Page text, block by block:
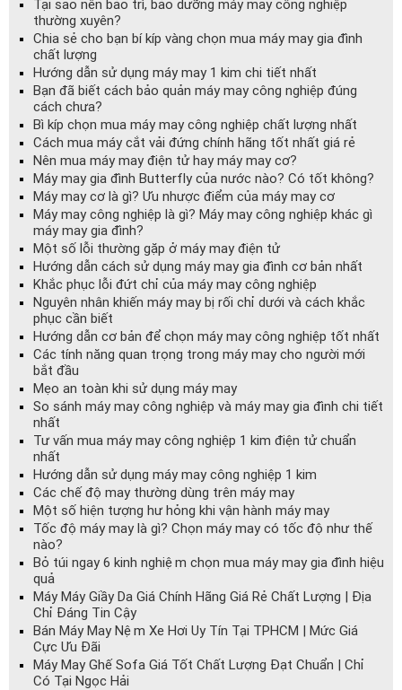
Tại sao nên bảo trì, bảo dưỡng máy may công nghiệp
thường xuyên?
Chia sẻ cho bạn bí kíp vàng chọn mua máy may gia đình
chất lượng
Hướng dẫn sử dụng máy may 1 kim chi tiết nhất
Bạn đã biết cách bảo quản máy may công nghiệp đúng
cách chưa?
Bì kíp chọn mua máy may công nghiệp chất lượng nhất
Cách mua máy cắt vải đứng chính hãng tốt nhất giá rẻ
Nên mua máy may điện tử hay máy may cơ?
Máy may gia đình Butterfly của nước nào? Có tốt không?
Máy may cơ là gì? Ưu nhược điểm của máy may cơ
Máy may công nghiệp là gì? Máy may công nghiệp khác gì
máy may gia đình?
Một số lỗi thường gặp ở máy may điện tử
Hướng dẫn cách sử dụng máy may gia đình cơ bản nhất
Khắc phục lỗi đứt chỉ của máy may công nghiệp
Nguyên nhân khiến máy may bị rối chỉ dưới và cách khắc
phục cần biết
Hướng dẫn cơ bản để chọn máy may công nghiệp tốt nhất
Các tính năng quan trọng trong máy may cho người mới
bắt đầu
Mẹo an toàn khi sử dụng máy may
So sánh máy may công nghiệp và máy may gia đình chi tiết
nhất
Tư vấn mua máy may công nghiệp 1 kim điện tử chuẩn
nhất
Hướng dẫn sử dụng máy may công nghiệp 1 kim
Các chế độ may thường dùng trên máy may
Một số hiện tượng hư hỏng khi vận hành máy may
Tốc độ máy may là gì? Chọn máy may có tốc độ như thế
nào?
Bỏ túi ngay 6 kinh nghiệm chọn mua máy may gia đình hiệu
quả
Máy Máy Giầy Da Giá Chính Hãng Giá Rẻ Chất Lượng | Địa
Chỉ Đáng Tin Cậy
Bán Máy May Nệm Xe Hơi Uy Tín Tại TPHCM | Mức Giá
Cực Ưu Đãi
Máy May Ghế Sofa Giá Tốt Chất Lượng Đạt Chuẩn | Chỉ
Có Tại Ngọc Hải